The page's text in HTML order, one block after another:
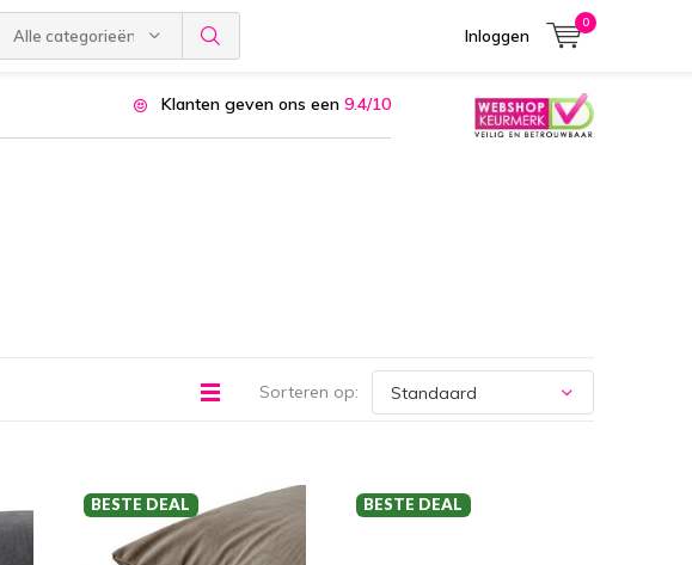
Alle categorieën Inloggen
0
Klanten geven ons een 9.4/10
Sorteren op:
BESTE DEAL BESTE DEAL